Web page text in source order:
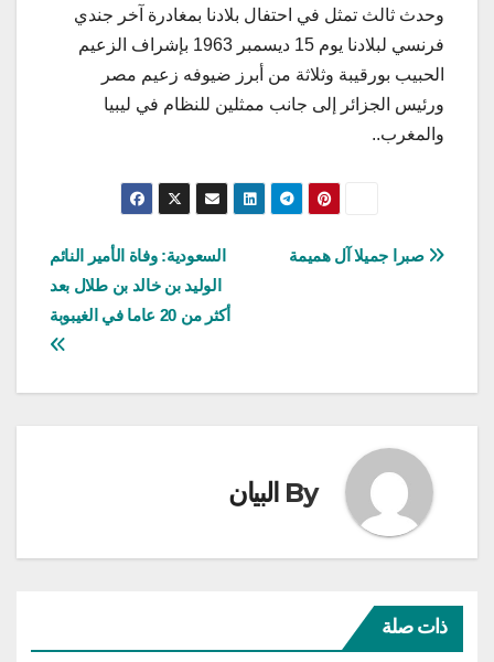
وحدث ثالث تمثل في احتفال بلادنا بمغادرة آخر جندي
فرنسي لبلادنا يوم 15 ديسمبر 1963 بإشراف الزعيم
الحبيب بورقيبة وثلاثة من أبرز ضيوفه زعيم مصر
ورئيس الجزائر إلى جانب ممثلين للنظام في ليبيا
والمغرب..
تصفّح
السعودية: وفاة الأمير النائم
الوليد بن خالد بن طلال بعد
أكثر من 20 عاما في الغيبوبة
صبرا جميلا آل هميمة
By البيان
ذات صلة